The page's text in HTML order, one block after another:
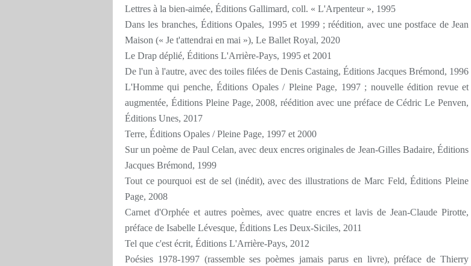
Lettres à la bien-aimée, Éditions Gallimard, coll. « L'Arpenteur », 1995
Dans les branches, Éditions Opales, 1995 et 1999 ; réédition, avec une postface de Jean
Maison (« Je t'attendrai en mai »), Le Ballet Royal, 2020
Le Drap déplié, Éditions L'Arrière-Pays, 1995 et 2001
De l'un à l'autre, avec des toiles filées de Denis Castaing, Éditions Jacques Brémond, 1996
L'Homme qui penche, Éditions Opales / Pleine Page, 1997 ; nouvelle édition revue et
augmentée, Éditions Pleine Page, 2008, réédition avec une préface de Cédric Le Penven,
Éditions Unes, 2017
Terre, Éditions Opales / Pleine Page, 1997 et 2000
Sur un poème de Paul Celan, avec deux encres originales de Jean-Gilles Badaire, Éditions
Jacques Brémond, 1999
Tout ce pourquoi est de sel (inédit), avec des illustrations de Marc Feld, Éditions Pleine
Page, 2008
Carnet d'Orphée et autres poèmes, avec quatre encres et lavis de Jean-Claude Pirotte,
préface de Isabelle Lévesque, Éditions Les Deux-Siciles, 2011
Tel que c'est écrit, Éditions L'Arrière-Pays, 2012
Poésies 1978-1997 (rassemble ses poèmes jamais parus en livre), préface de Thierry